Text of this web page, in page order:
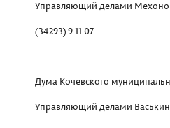
Управляющий делами
(34293) 9 11 07
Дума Кочевского
Управляющий делами